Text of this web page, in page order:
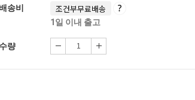
송비 조건부무료배송
1일 이내 출고
량